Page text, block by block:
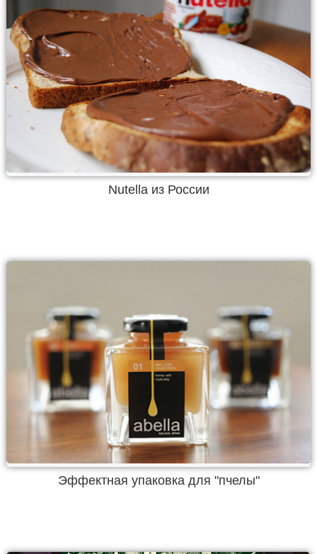
Nutella из России
Эффектная упаковка для "пчелы"